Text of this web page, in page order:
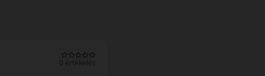
0 értékelés